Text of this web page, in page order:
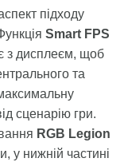
підходу
Smart FPS
з дисплеєм, щоб
та
сценарію гри.
RGB Legion
у нижній частині